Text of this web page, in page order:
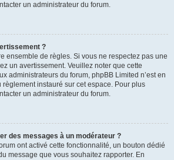
un administrateur du forum.
?
ensemble de règles. Si vous ne respectez pas une
un avertissement. Veuillez noter que cette
administrateurs du forum, phpBB Limited n’est en
instauré sur cet espace. Pour plus
un administrateur du forum.
des messages à un modérateur ?
ont activé cette fonctionnalité, un bouton dédié
message que vous souhaitez rapporter. En